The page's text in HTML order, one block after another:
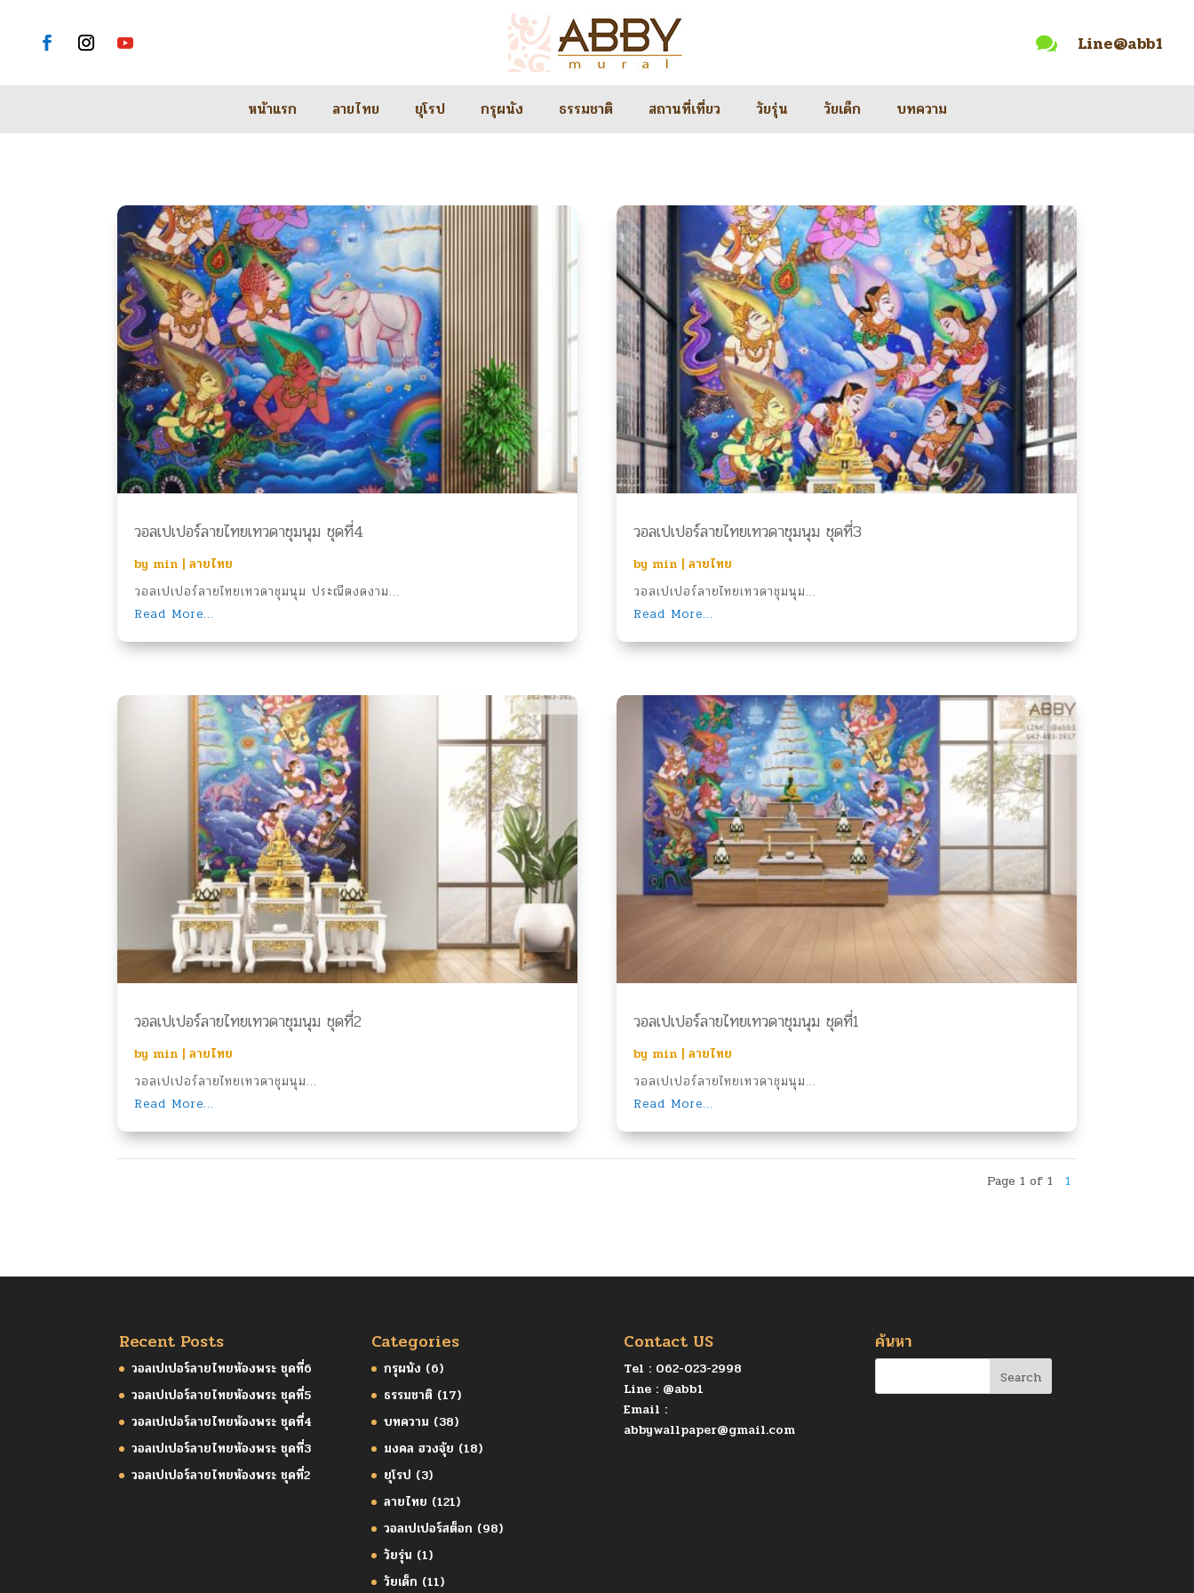
 Line@abb1
หน้าแรก ลายไทย ยุโรป กรุผนัง ธรรมชาติ สถานที่เที่ยว วัยรุ่น วัยเด็ก บทความ
วอลเปเปอร์ลายไทยเทวดาชุมนุม ชุดที่4
by min | ลายไทย
วอลเปเปอร์ลายไทยเทวดาชุมนุม ประณีตงดงาม...
Read More...
วอลเปเปอร์ลายไทยเทวดาชุมนุม ชุดที่2
by min | ลายไทย
วอลเปเปอร์ลายไทยเทวดาชุมนุม...
Read More...
วอลเปเปอร์ลายไทยเทวดาชุมนุม ชุดที่3
by min| ลายไทย
วอลเปเปอร์ลายไทยเทวดาชุมนุม...
Read More...
วอลเปเปอร์ลายไทยเทวดาชุมนุม ชุดที่1
by min| ลายไทย
วอลเปเปอร์ลายไทยเทวดาชุมนุม...
Read More...
Page 1 of 1 1
Recent Posts
วอลเปเปอร์ลายไทยห้องพระ ชุดที่6
วอลเปเปอร์ลายไทยห้องพระ ชุดที่5
วอลเปเปอร์ลายไทยห้องพระ ชุดที่4
วอลเปเปอร์ลายไทยห้องพระ ชุดที่3
วอลเปเปอร์ลายไทยห้องพระ ชุดที่2
Categories
กรุผนัง (6)
ธรรมชาติ(17)
บทความ (38)
มงคล ฮวงจุ้ย (18)
ยุโรป (3)
ลายไทย (121)
วอลเปเปอร์สต็อก (98)
วัยรุ่น (1)
วัยเด็ก (11)
Contact US
Tel : 062-023-2998
Line : @abb1
Email :
abbywallpaper@gmail.com
ค้นหา